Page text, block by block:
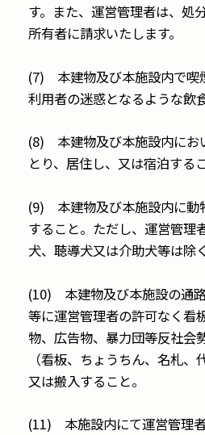
す。また、運営管理者は、処
所有者に請求いたします。
(7) 本建物及び本施設内で喫
利用者の迷惑となるような飲
(8) 本建物及び本施設内にお
とり、居住し、又は宿泊する
(9) 本建物及び本施設内に動
すること。ただし、運営管理
犬、聴導犬又は介助犬等は除く
(10) 本建物及び本施設の通
等に運営管理者の許可なく看
物、広告物、暴力団等反社会
（看板、ちょうちん、名札
又は搬入すること。
(11) 本施設内にて運営管理